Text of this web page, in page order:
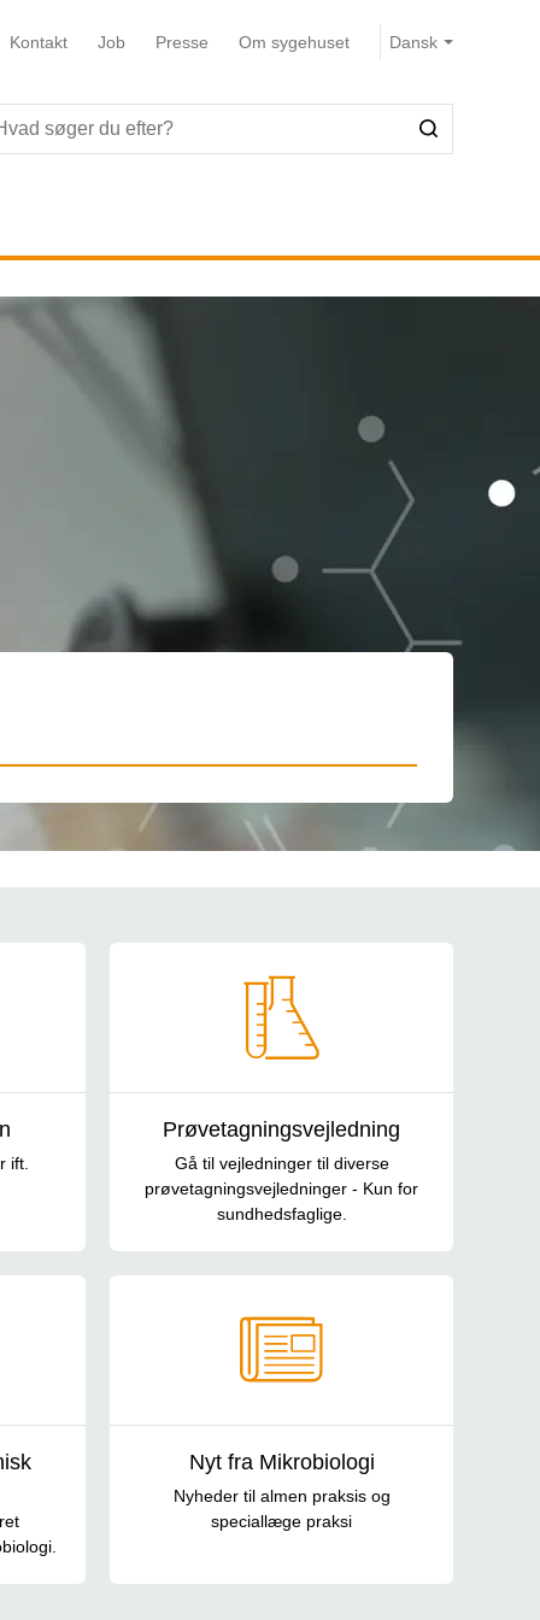
Kontakt Job Presse Om sygehuset
ift.
Prøvetagningsvejledning
Gå til vejledninger til diverse
prøvetagningsvejledninger - Kun for
sundhedsfaglige.
Nyt fra Mikrobiologi
Nyheder til almen praksis og
speciallæge praksi